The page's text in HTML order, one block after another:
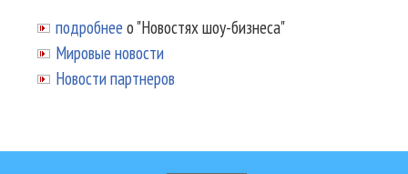
подробнее о "Новостях шоу-бизнеса"
Мировые новости
Новости партнеров